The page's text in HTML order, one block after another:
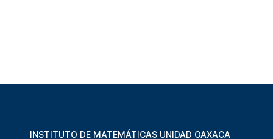
INSTITUTO DE MATEMÁTICAS UNIDAD OAXACA